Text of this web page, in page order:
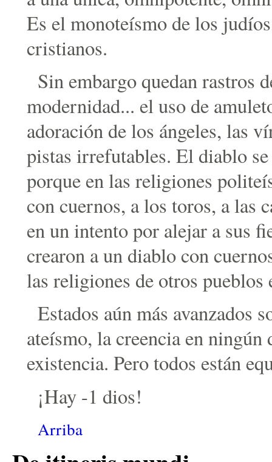
Es el monoteísmo de los
cristianos.
Sin embargo quedan rastros
modernidad... el uso de
adoración de los ángeles, las
pistas irrefutables. El diablo
porque en las religiones
con cuernos, a los toros, a las
en un intento por alejar a sus
crearon a un diablo con
las religiones de otros pueblos
Estados aún más avanzados
ateísmo, la creencia en ningún
existencia. Pero todos están
¡Hay -1 dios!
Arriba